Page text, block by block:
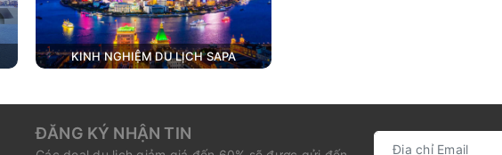
KINH NGHIỆM DU LỊCH SAPA
ĐĂNG KÝ NHẬN TIN